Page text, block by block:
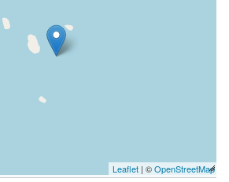
Leaflet | ©OpenStreetMap